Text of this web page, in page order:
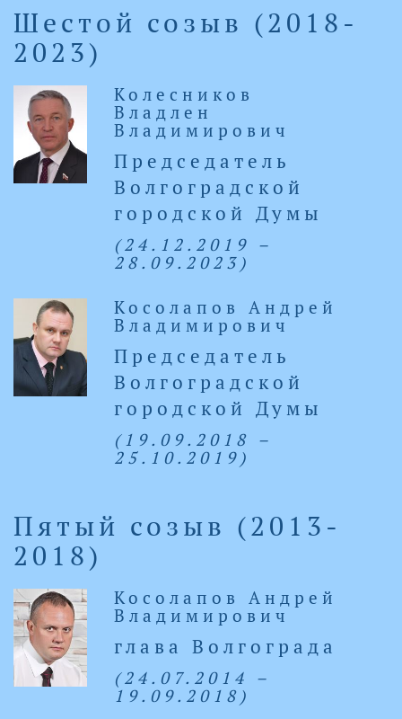
Шестой созыв (2018-
2023)
Колесников
Владлен
Владимирович
Председатель
Волгоградской
городской Думы
(24.12.2019 –
28.09.2023)
Косолапов Андрей
Владимирович
Председатель
Волгоградской
городской Думы
(19.09.2018 –
25.10.2019)
Пятый созыв (2013-
2018)
Косолапов Андрей
Владимирович
глава Волгограда
(24.07.2014 –
19.09.2018)